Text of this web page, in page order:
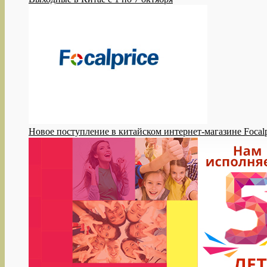
Новое поступление в китайском интернет-магазине